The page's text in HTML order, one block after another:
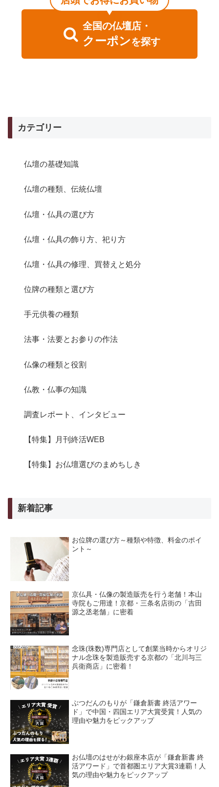
全国の仏壇店・
クーポンを探す
カテゴリー
仏壇の基礎知識
仏壇の種類、伝統仏壇
仏壇・仏具の選び方
仏壇・仏具の飾り方、祀り方
仏壇・仏具の修理、買替えと処分
位牌の種類と選び方
手元供養の種類
法事・法要とお参りの作法
仏像の種類と役割
仏教・仏事の知識
調査レポート、インタビュー
【特集】月刊終活WEB
【特集】お仏壇選びのまめちしき
新着記事
お位牌の選び方～種類や特徴、料金のポイ
ント～
京仏具・仏像の製造販売を行う老舗！本山
寺院もご用達！京都・三条名店街の「吉田
源之丞老舗」に密着
念珠(珠数)専門店として創業当時からオリジ
ナル念珠を製造販売する京都の「北川与三
兵衛商店」に密着！
ぶつだんのもりが「鎌倉新書 終活アワー
ド」で中国・四国エリア大賞受賞！人気の
理由や魅力をピックアップ
お仏壇のはせがわ銀座本店が「鎌倉新書 終
活アワード」で首都圏エリア大賞3連覇！人
気の理由や魅力をピックアップ